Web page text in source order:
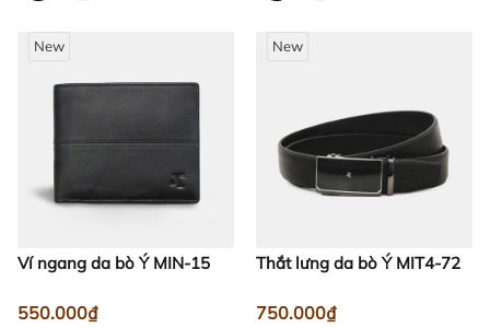
New
Ví ngang da bò Ý MIN-15
550.000₫
New
Thắt lưng da bò Ý MIT4-72
750.000₫